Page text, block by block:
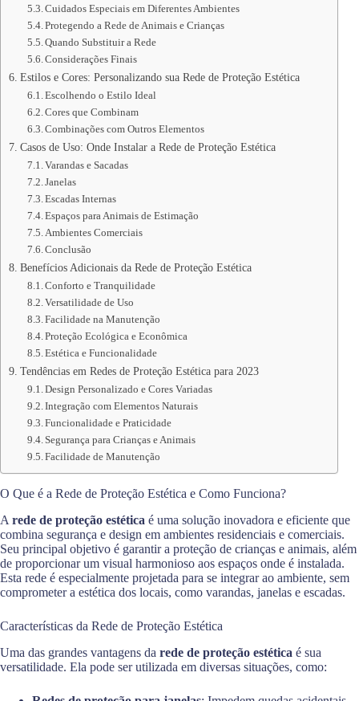
Cuidados Especiais em Diferentes Ambientes
Protegendo a Rede de Animais e Crianças
Quando Substituir a Rede
Considerações Finais
Estilos e Cores: Personalizando sua Rede de Proteção Estética
Escolhendo o Estilo Ideal
Cores que Combinam
Combinações com Outros Elementos
Casos de Uso: Onde Instalar a Rede de Proteção Estética
Varandas e Sacadas
Janelas
Escadas Internas
Espaços para Animais de Estimação
Ambientes Comerciais
Conclusão
Benefícios Adicionais da Rede de Proteção Estética
Conforto e Tranquilidade
Versatilidade de Uso
Facilidade na Manutenção
Proteção Ecológica e Econômica
Estética e Funcionalidade
Tendências em Redes de Proteção Estética para 2023
Design Personalizado e Cores Variadas
Integração com Elementos Naturais
Funcionalidade e Praticidade
Segurança para Crianças e Animais
Facilidade de Manutenção
O Que é a Rede de Proteção Estética e Como Funciona?
A rede de proteção estética é uma solução inovadora e eficiente que
combina segurança e design em ambientes residenciais e comerciais.
Seu principal objetivo é garantir a proteção de crianças e animais, além
de proporcionar um visual harmonioso aos espaços onde é instalada.
Esta rede é especialmente projetada para se integrar ao ambiente, sem
comprometer a estética dos locais, como varandas, janelas e escadas.
Características da Rede de Proteção Estética
Uma das grandes vantagens da rede de proteção estética é sua
versatilidade. Ela pode ser utilizada em diversas situações, como: